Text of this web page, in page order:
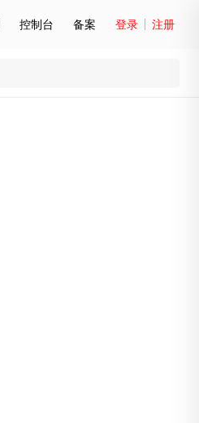
控制台 备案 登录 注册